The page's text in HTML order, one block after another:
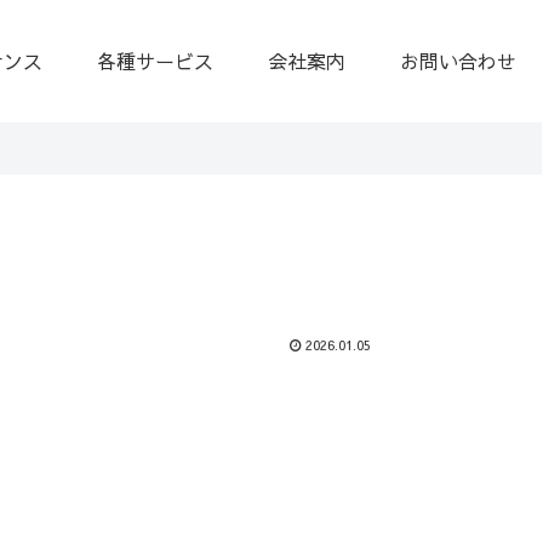
ス 各種サービス 会社案内 お問い合わせ
2026.01.05